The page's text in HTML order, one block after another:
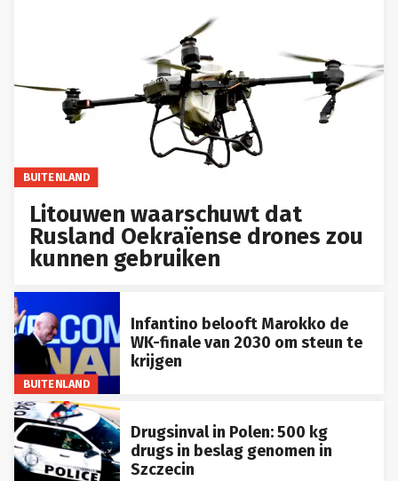
BUITENLAND
Litouwen waarschuwt dat
Rusland Oekraïense drones zou
kunnen gebruiken
BUITENLAND
Infantino belooft Marokko de
WK-finale van 2030 om steun te
krijgen
Drugsinval in Polen: 500 kg
drugs in beslag genomen in
Szczecin